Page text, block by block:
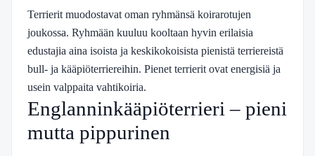
Terrierit muodostavat oman ryhmänsä koirarotujen
joukossa. Ryhmään kuuluu kooltaan hyvin erilaisia
edustajia aina isoista ja keskikokoisista pienistä terriereistä
bull- ja kääpiöterriereihin. Pienet terrierit ovat energisiä ja
usein valppaita vahtikoiria.
Englanninkääpiöterrieri – pieni
mutta pippurinen